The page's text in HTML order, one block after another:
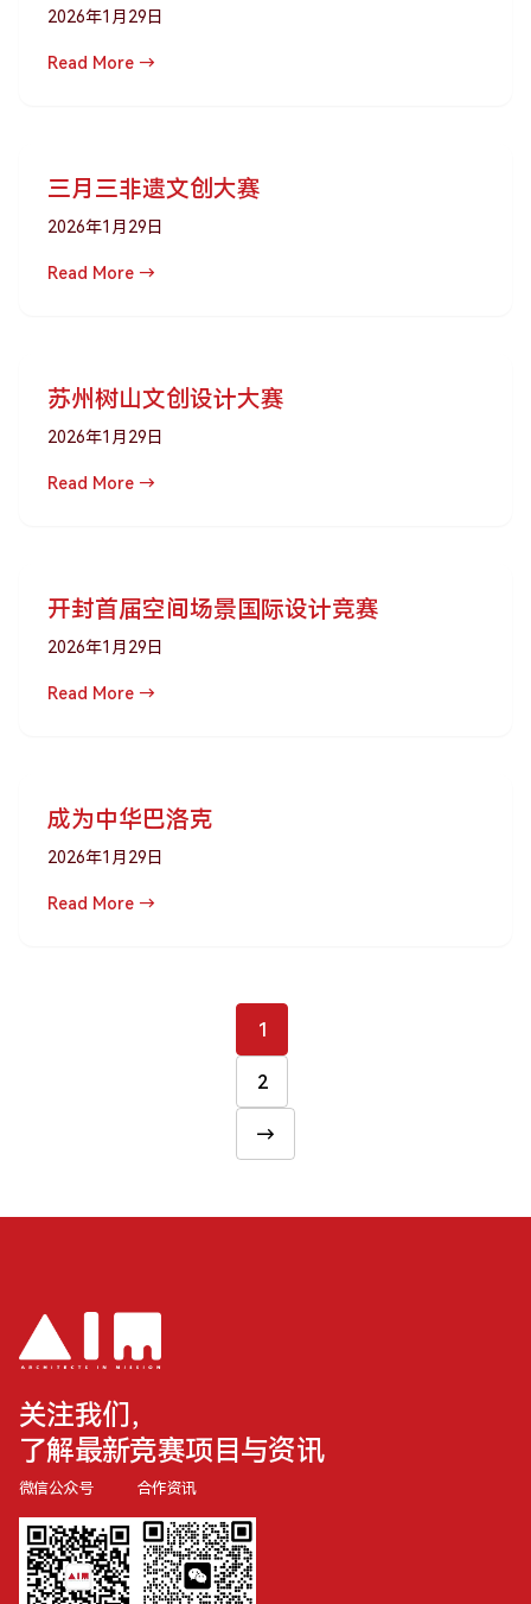
2026年1月29日
Read More →
三月三非遗文创大赛
2026年1月29日
Read More →
苏州树山文创设计大赛
2026年1月29日
Read More →
开封首届空间场景国际设计竞赛
2026年1月29日
Read More →
成为中华巴洛克
2026年1月29日
Read More →
文
章
分
页
1
2
→
关注我们，
了解最新竞赛项目与资讯
微信公众号 合作资讯